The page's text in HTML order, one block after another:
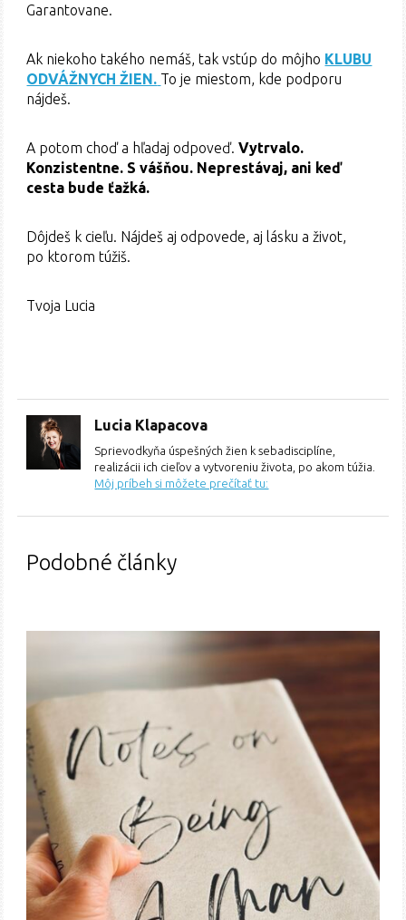
Garantovane.
Ak niekoho takého nemáš, tak vstúp do môjho KLUBU
ODVÁŽNYCH ŽIEN. To je miestom, kde podporu
nájdeš.
A potom choď a hľadaj odpoveď. Vytrvalo.
Konzistentne. S vášňou. Neprestávaj, ani keď
cesta bude ťažká.
Dôjdeš k cieľu. Nájdeš aj odpovede, aj lásku a život,
po ktorom túžiš.
Tvoja Lucia
Lucia Klapacova
Sprievodkyňa úspešných žien k sebadisciplíne,
realizácii ich cieľov a vytvoreniu života, po akom túžia.
Môj príbeh si môžete prečítať tu:
Podobné články